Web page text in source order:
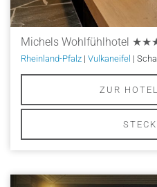
Michels Wohlfühlhotel
Rheinland-Pfalz | Vulkaneifel |
ZUR